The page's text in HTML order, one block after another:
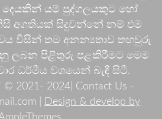
යම් පුද්ගලයකුට හෝ
අගතියක් සිදුවන්නේ නම් එම
විසින් තම අනන්‍යතාව තහවුරු
ලබන පිළිතුරු පළකිරීමට මෙම
ධර්මීය වශයෙන් බැඳී සිටී.
© 2021- 2024| Contact Us -
|
Design & develop by